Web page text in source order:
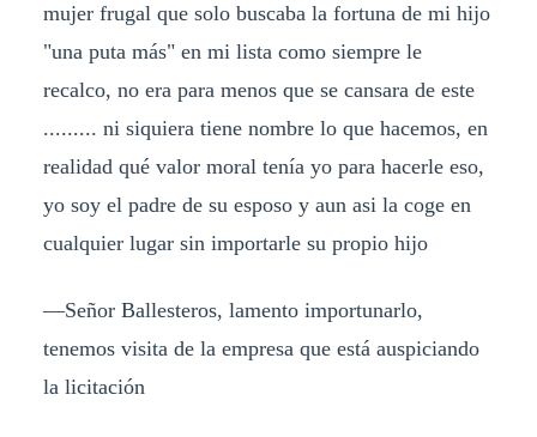
mujer frugal que solo buscaba la fortuna de mi hijo
"una puta más" en mi lista como siempre le
recalco, no era para menos que se cansara de este
......... ni siquiera tiene nombre lo que hacemos, en
realidad qué valor moral tenía yo para hacerle eso,
yo soy el padre de su esposo y aun asi la coge en
cualquier lugar sin importarle su propio hijo
—Señor Ballesteros, lamento importunarlo,
tenemos visita de la empresa que está auspiciando
la licitación